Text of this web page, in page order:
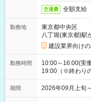
交通費 全額支給
勤務地
東京都中央区
八丁堀(東京都)駅
建設業界向け
勤務時間
10:00～16:00(実
19:00（※終わり
期間 2026年09月上旬